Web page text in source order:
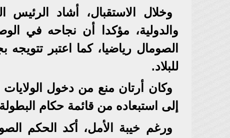
وخلال الاستقبال، أشاد الرئيس
والدولية، مؤكدا أن نجاحه في
للبلاد.
وكان أرتان منع من دخول
إلى استبعاده من قائمة حكام
ورغم خيبة الأمل، أكد الحكم